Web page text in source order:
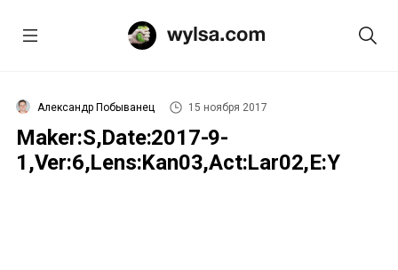
Александр Побыванец 15 ноября 2017
Maker:S,Date:2017-9-
1,Ver:6,Lens:Kan03,Act:Lar02,E:Y